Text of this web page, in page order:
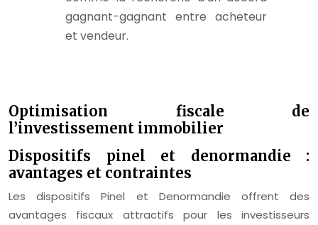
gagnant-gagnant entre acheteur
et vendeur.
Optimisation fiscale de
l’investissement immobilier
Dispositifs pinel et denormandie :
avantages et contraintes
Les dispositifs Pinel et Denormandie offrent des
avantages fiscaux attractifs pour les investisseurs